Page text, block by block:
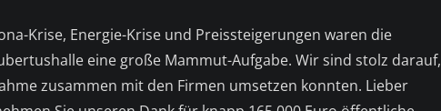
Krise, Energie-Krise und Preissteigerungen waren die
eine große Mammut-Aufgabe. Wir sind stolz darauf,
zusammen mit den Firmen umsetzen konnten. Lieber